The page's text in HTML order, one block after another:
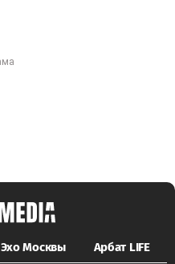
Эхо Москвы Арбат LIFE